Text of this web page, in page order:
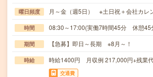
曜日頻度 月～金（週5日） ※土日祝＋会社カレ
時間 08:30～17:00(実働7時間45分 休憩45
期間 【急募】即日～長期 ※8月～！
時給 時給1400円 月収例 217,000円+残業
交通費